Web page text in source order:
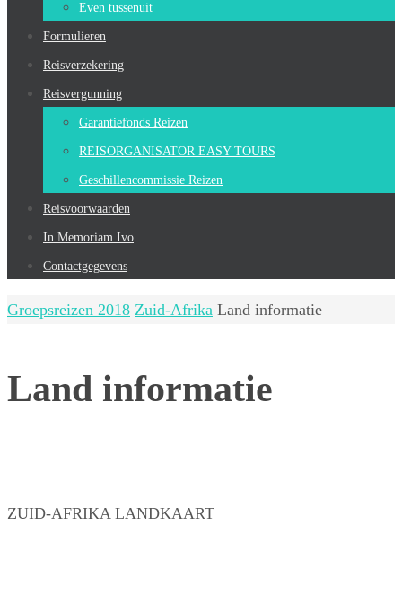
Even tussenuit
Formulieren
Reisverzekering
Reisvergunning
Garantiefonds Reizen
REISORGANISATOR EASY TOURS
Geschillencommissie Reizen
Reisvoorwaarden
In Memoriam Ivo
Contactgegevens
Home
Groepsreizen 2018 Zuid-Afrika Land informatie
Land informatie
ZUID-AFRIKA LANDKAART